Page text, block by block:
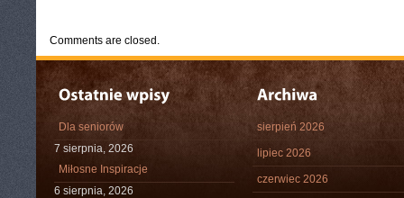
Comments are closed.
Dla seniorów
7 sierpnia, 2026
Miłosne Inspiracje
6 sierpnia, 2026
sierpień 2026
lipiec 2026
czerwiec 2026